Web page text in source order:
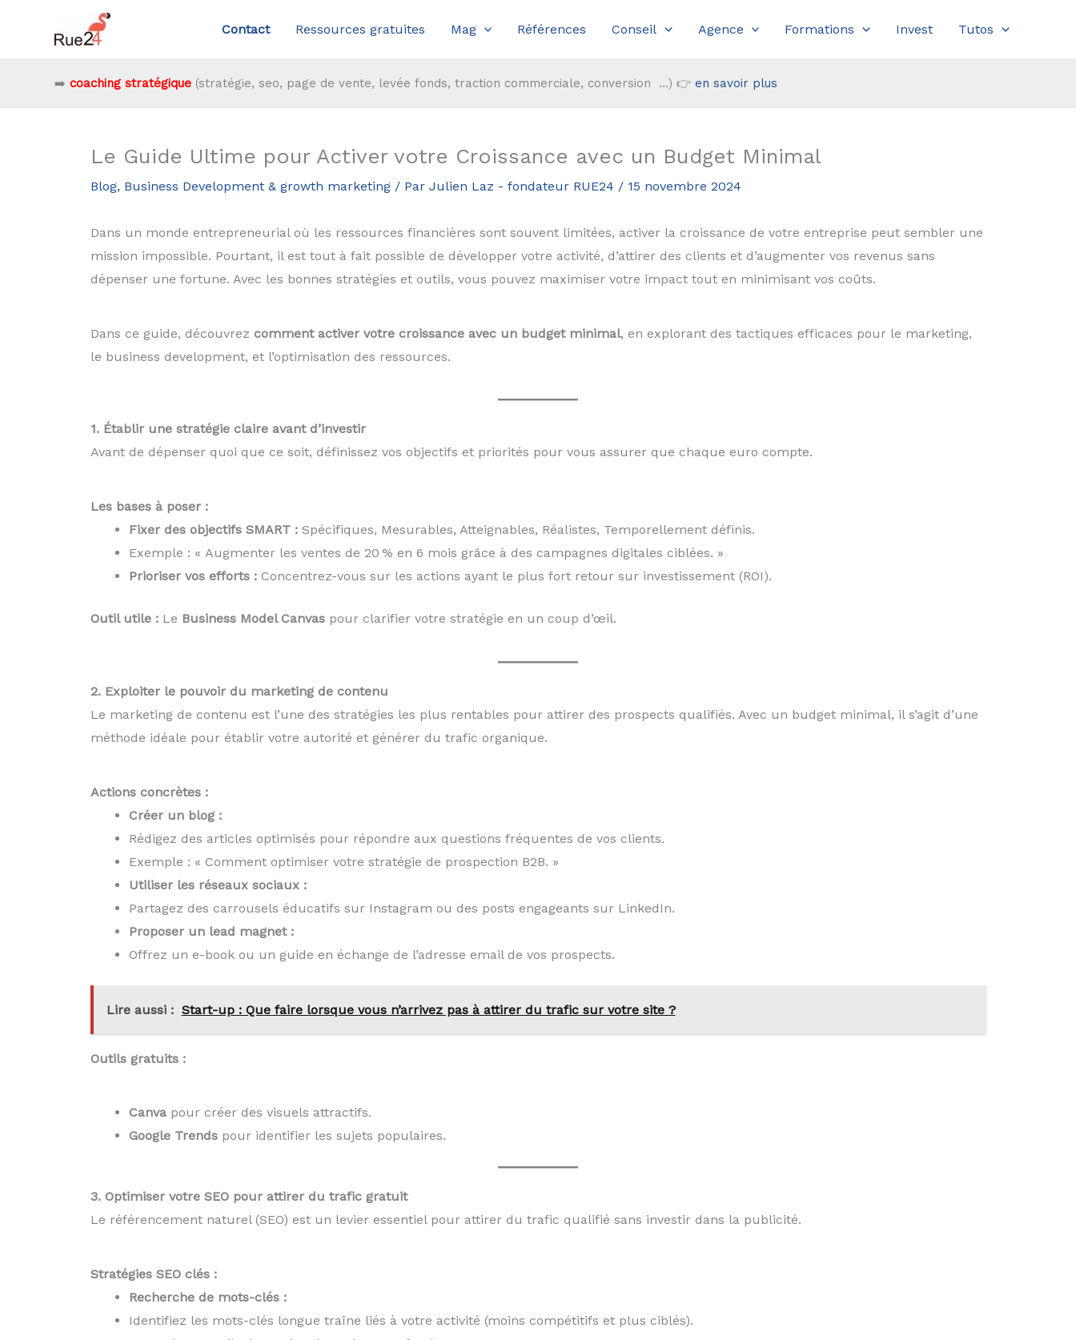
contenu
Contact Ressources gratuites Mag Références Conseil Agence Formations Invest Tutos
➡️ coaching stratégique(stratégie, seo, page de vente, levée fonds, traction commerciale, conversion ...) 👉 en savoir plus
Le Guide Ultime pour Activer votre Croissance avec un Budget Minimal
Blog, Business Development & growth marketing/ Par Julien Laz - fondateur RUE24 / 15 novembre 2024
Dans un monde entrepreneurial où les ressources financières sont souvent limitées, activer la croissance de votre entreprise peut sembler une
mission impossible. Pourtant, il est tout à fait possible de développer votre activité, d’attirer des clients et d’augmenter vos revenus sans
dépenser une fortune. Avec les bonnes stratégies et outils, vous pouvez maximiser votre impact tout en minimisant vos coûts.
Dans ce guide, découvrez comment activer votre croissance avec un budget minimal, en explorant des tactiques efficaces pour le marketing,
le business development, et l’optimisation des ressources.
1. Établir une stratégie claire avant d’investir
Avant de dépenser quoi que ce soit, définissez vos objectifs et priorités pour vous assurer que chaque euro compte.
Les bases à poser :
Fixer des objectifs SMART :Spécifiques, Mesurables, Atteignables, Réalistes, Temporellement définis.
Exemple : « Augmenter les ventes de 20 % en 6 mois grâce à des campagnes digitales ciblées. »
Prioriser vos efforts :Concentrez-vous sur les actions ayant le plus fort retour sur investissement (ROI).
Outil utile :Le Business Model Canvaspour clarifier votre stratégie en un coup d’œil.
2. Exploiter le pouvoir du marketing de contenu
Le marketing de contenu est l’une des stratégies les plus rentables pour attirer des prospects qualifiés. Avec un budget minimal, il s’agit d’une
méthode idéale pour établir votre autorité et générer du trafic organique.
Actions concrètes :
Créer un blog :
Rédigez des articles optimisés pour répondre aux questions fréquentes de vos clients.
Exemple : « Comment optimiser votre stratégie de prospection B2B. »
Utiliser les réseaux sociaux :
Partagez des carrousels éducatifs sur Instagram ou des posts engageants sur LinkedIn.
Proposer un lead magnet :
Offrez un e-book ou un guide en échange de l’adresse email de vos prospects.
Lire aussi : Start-up : Que faire lorsque vous n’arrivez pas à attirer du trafic sur votre site ?
Outils gratuits :
Canvapour créer des visuels attractifs.
Google Trendspour identifier les sujets populaires.
3. Optimiser votre SEO pour attirer du trafic gratuit
Le référencement naturel (SEO) est un levier essentiel pour attirer du trafic qualifié sans investir dans la publicité.
Stratégies SEO clés :
Recherche de mots-clés :
Identifiez les mots-clés longue traîne liés à votre activité (moins compétitifs et plus ciblés).